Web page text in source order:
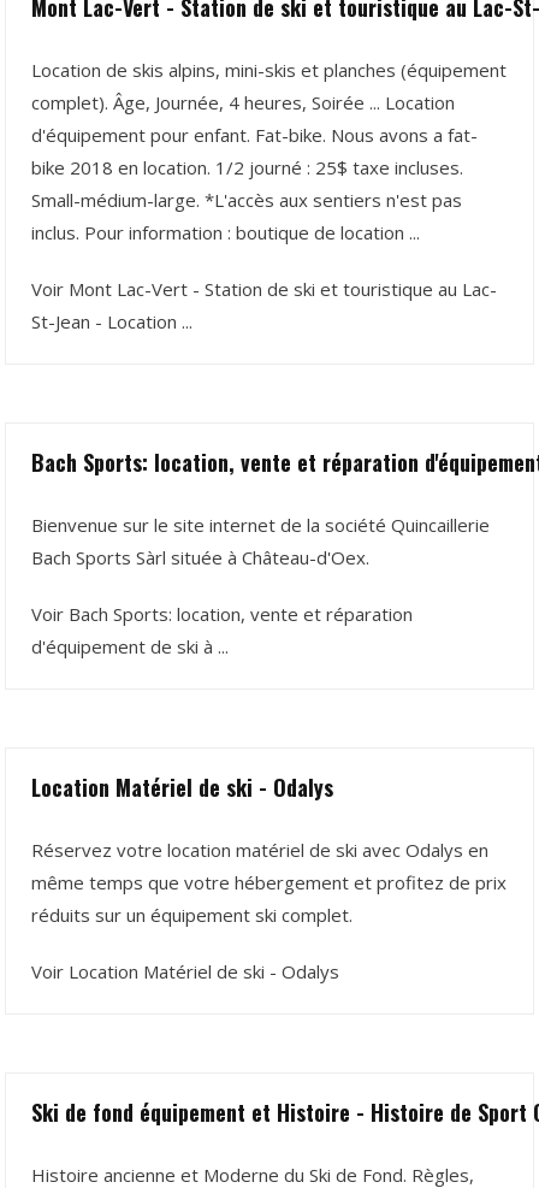
Mont Lac-Vert - Station de ski et touristique au Lac-
Location de skis alpins, mini-skis et planches (équipement
complet). Âge, Journée, 4 heures, Soirée ... Location
d'équipement pour enfant. Fat-bike. Nous avons a fat-
bike 2018 en location. 1/2 journé : 25$ taxe incluses.
Small-médium-large. *L'accès aux sentiers n'est pas
inclus. Pour information : boutique de location ...
Voir Mont Lac-Vert - Station de ski et touristique au Lac-
St-Jean - Location ...
Bach Sports: location, vente et réparation
Bienvenue sur le site internet de la société Quincaillerie
Bach Sports Sàrl située à Château-d'Oex.
Voir Bach Sports: location, vente et réparation
d'équipement de ski à ...
Location Matériel de ski - Odalys
Réservez votre location matériel de ski avec Odalys en
même temps que votre hébergement et profitez de prix
réduits sur un équipement ski complet.
Voir Location Matériel de ski - Odalys
Ski de fond équipement et Histoire - Histoire de Sport
Histoire ancienne et Moderne du Ski de Fond. Règles,